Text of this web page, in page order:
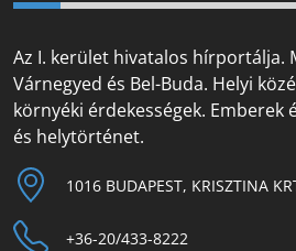
Az I. kerület hivatalos hírportálja.
Várnegyed és Bel-Buda. Helyi
környéki érdekességek. Emberek
és helytörténet.
1016 BUDAPEST, KRISZTINA
+36-20/433-8222